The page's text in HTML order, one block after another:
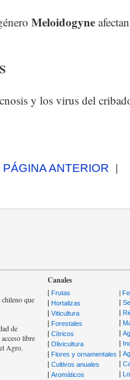
Meloidogyne
y los virus del
PÁGINA ANTERIOR |
que
de
libre
Agro.
Canales
| Frutas
| Hortalizas
| Viticultura
| Forestales
| Cítricos
| Olivicultura
| Flores y ornamentales
| Cultivos anuales
| Aromáticos
|
|
|
|
|
|
|
|
|